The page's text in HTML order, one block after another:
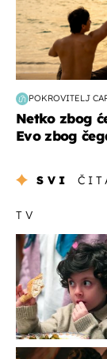
POKROVITELJ
Netko zbog
Evo zbog
SVI
TV